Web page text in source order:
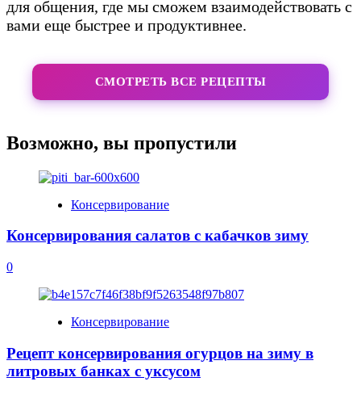
для общения, где мы сможем взаимодействовать с
вами еще быстрее и продуктивнее.
СМОТРЕТЬ ВСЕ РЕЦЕПТЫ
Возможно, вы пропустили
Консервирование
Консервирования салатов с кабачков зиму
0
Консервирование
Рецепт консервирования огурцов на зиму в
литровых банках с уксусом